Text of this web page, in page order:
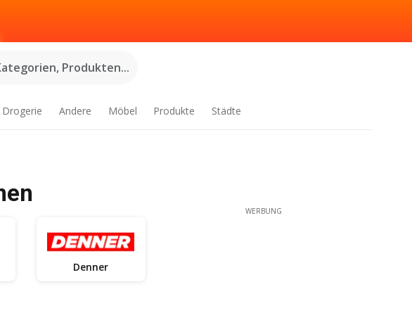
Produkten...
Andere Möbel Produkte Städte
Denner
WERBUNG